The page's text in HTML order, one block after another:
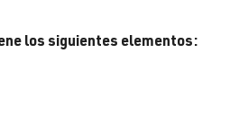
los siguientes elementos: